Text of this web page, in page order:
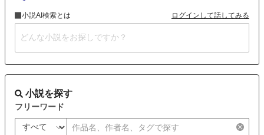
小説AI検索とは ログインして話してみる
小説を探す
フリーワード